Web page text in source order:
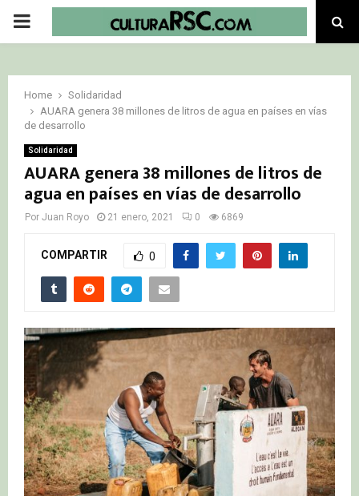
PRIMARY
Home
Solidaridad
AUARA genera 38 millones de litros de agua en países en vías
de desarrollo
Solidaridad
AUARA genera 38 millones de litros de
agua en países en vías de desarrollo
Por Juan Royo 21 enero, 2021 0 6869
COMPARTIR 0